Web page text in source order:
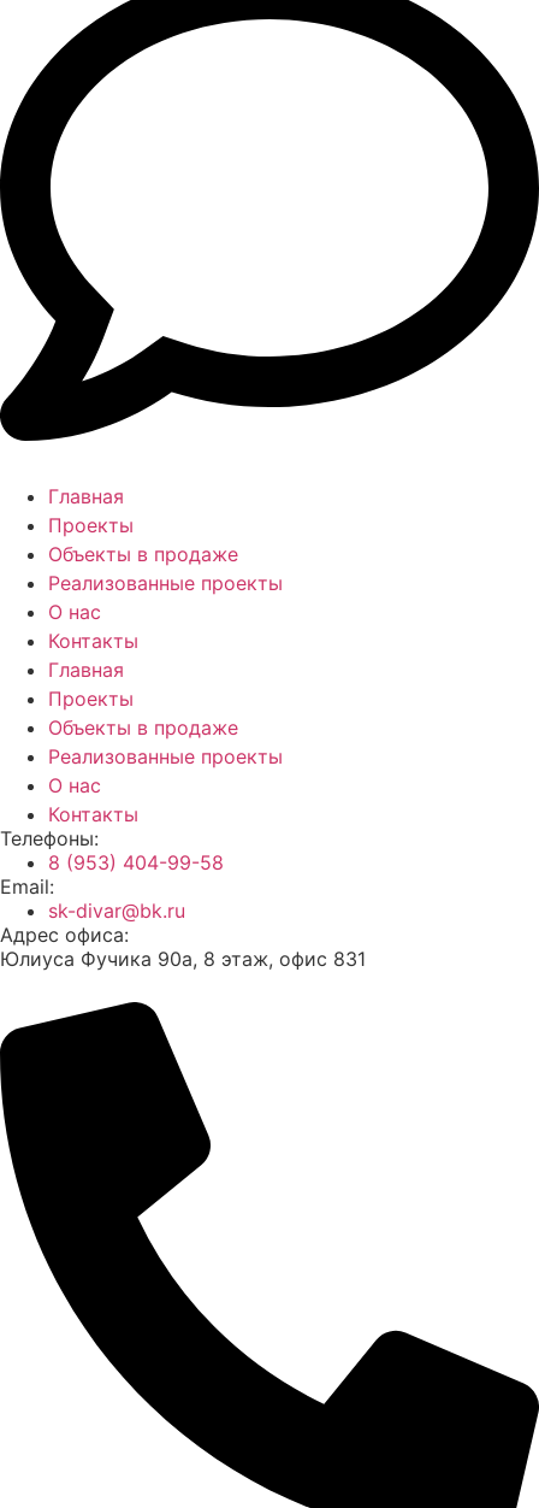
Главная
Проекты
Объекты в продаже
Реализованные проекты
О нас
Контакты
Главная
Проекты
Объекты в продаже
Реализованные проекты
О нас
Контакты
Телефоны:
8 (953) 404-99-58
Email:
sk-divar@bk.ru
Адрес офиса:
Юлиуса Фучика 90а, 8 этаж, офис 831